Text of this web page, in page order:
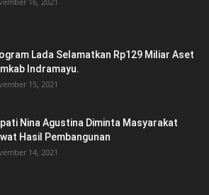
Lada Selamatkan Rp129 Miliar Aset
Indramayu.
15, 2021
Nina Agustina Diminta Masyarakat
Hasil Pembangunan
14, 2021